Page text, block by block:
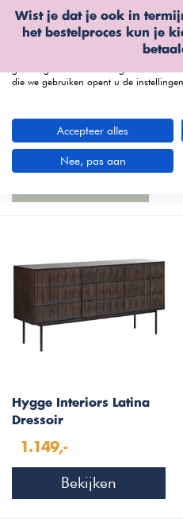
Wist je dat je ook in
het bestelproces kun je
Een harmonieus en
artikelen)
Hygge Interiors Latina
Dressoir
1.149,-
Bekijken
Wij gebruiken cookies
We kunnen deze plaatsen voor analyse
onze website te verbeteren,
die we gebruiken opent u de
Accepteer alles
Nee, pas aan